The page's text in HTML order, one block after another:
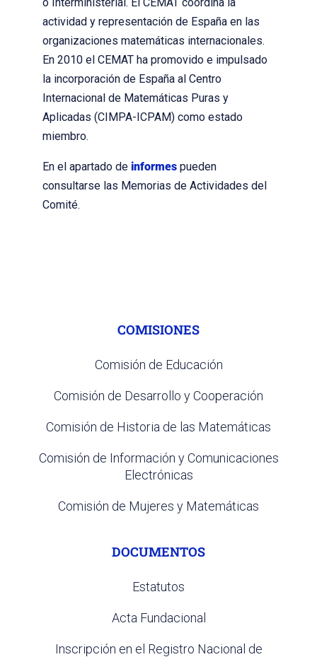
actividad y representación de España en las
organizaciones matemáticas internacionales.
En 2010 el CEMAT ha promovido e impulsado
la incorporación de España al Centro
Internacional de Matemáticas Puras y
Aplicadas (CIMPA-ICPAM) como estado
miembro.
En el apartado de informes pueden
consultarse las Memorias de Actividades del
Comité.
COMISIONES
Comisión de Educación
Comisión de Desarrollo y Cooperación
Comisión de Historia de las Matemáticas
Comisión de Información y Comunicaciones
Electrónicas
Comisión de Mujeres y Matemáticas
DOCUMENTOS
Estatutos
Acta Fundacional
Inscripción en el Registro Nacional de